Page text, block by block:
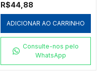
R$44,88
ADICIONAR AO CARRINHO
Consulte-nos pelo
WhatsApp